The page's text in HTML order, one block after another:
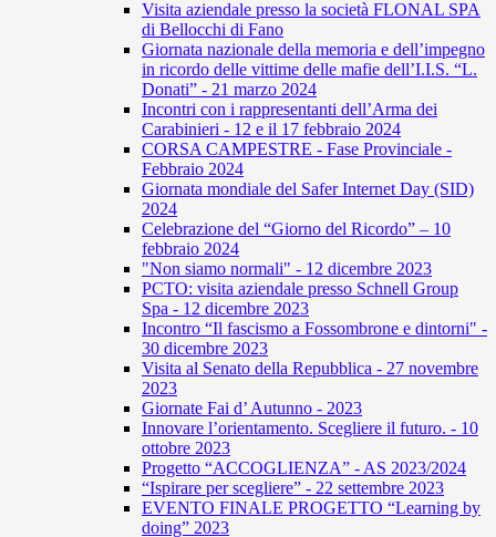
Visita aziendale presso la società FLONAL SPA
di Bellocchi di Fano
Giornata nazionale della memoria e dell’impegno
in ricordo delle vittime delle mafie dell’I.I.S. “L.
Donati” - 21 marzo 2024
Incontri con i rappresentanti dell’Arma dei
Carabinieri - 12 e il 17 febbraio 2024
CORSA CAMPESTRE - Fase Provinciale -
Febbraio 2024
Giornata mondiale del Safer Internet Day (SID)
2024
Celebrazione del “Giorno del Ricordo” – 10
febbraio 2024
"Non siamo normali" - 12 dicembre 2023
PCTO: visita aziendale presso Schnell Group
Spa - 12 dicembre 2023
Incontro “Il fascismo a Fossombrone e dintorni" -
30 dicembre 2023
Visita al Senato della Repubblica - 27 novembre
2023
Giornate Fai d’ Autunno - 2023
Innovare l’orientamento. Scegliere il futuro. - 10
ottobre 2023
Progetto “ACCOGLIENZA” - AS 2023/2024
“Ispirare per scegliere” - 22 settembre 2023
EVENTO FINALE PROGETTO “Learning by
doing” 2023